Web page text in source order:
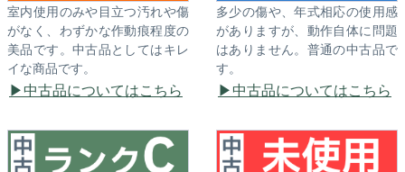
室内使用のみや目立つ汚れや傷
がなく、わずかな作動痕程度の
美品です。中古品としてはキレ
イな商品です。
中古品についてはこちら
多少の傷や、年式相応の使用感
がありますが、動作自体に問題
はありません。普通の中古品で
す。
中古品についてはこちら